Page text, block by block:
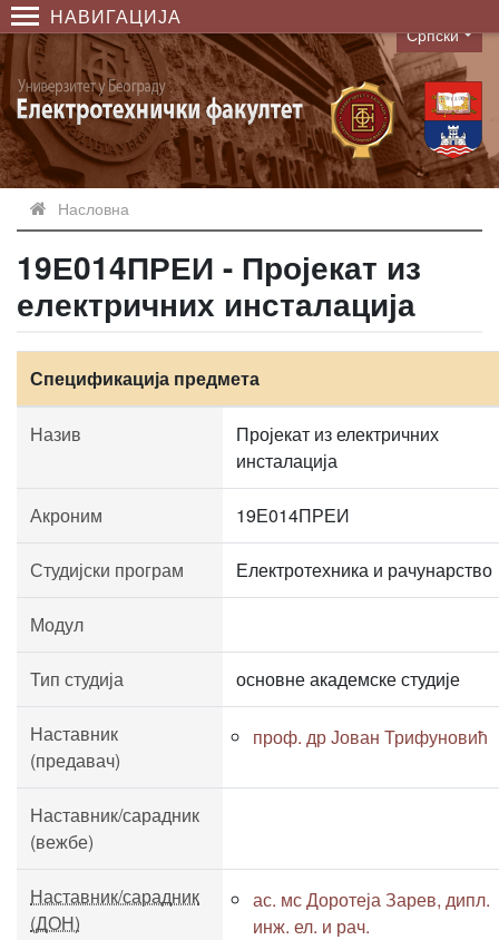
НАВИГАЦИЈА
Language
Српски
Насловна
19Е014ПРЕИ - Пројекат из
електричних инсталација
Спецификација предмета
Назив
Пројекат из електричних
инсталација
Акроним 19Е014ПРЕИ
Студијски програм Електротехника и рачунарство
Модул
Тип студија основне академске студије
Наставник
(предавач)
проф. др Јован Трифуновић
Наставник/сарадник
(вежбе)
Наставник/сарадник
(ДОН)
ас. мс Доротеја Зарев, дипл.
инж. ел. и рач.